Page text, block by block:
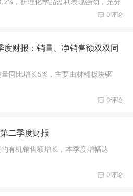
0评论
度财报：销量、净销售额双双同
同比增长5%，主要由材料板块驱
0评论
二季度财报
有机销售额增长，本季度增幅达
0评论